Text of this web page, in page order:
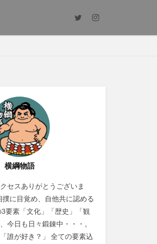
横綱物語
セスありがとうございま
に目覚め、自他共に認める
要素「文化」「歴史」「観
今日も日々鍛錬中・・・。
誰が好き？」 全ての要素込